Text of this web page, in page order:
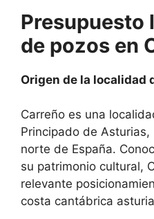
Presupuesto
de pozos en
Origen de la localidad
Carreño es una
Principado de
norte de España.
su patrimonio cultural,
relevante
costa cantábrica